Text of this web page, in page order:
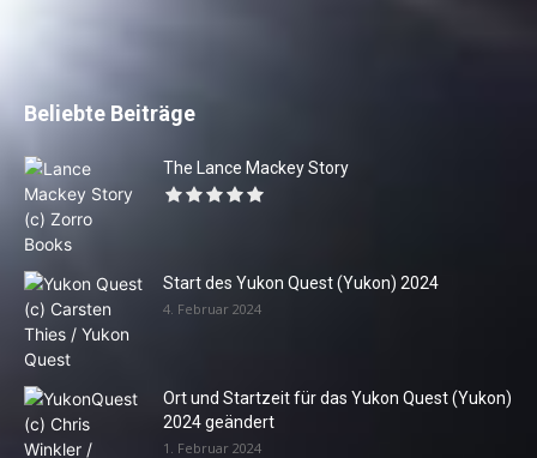
Beliebte Beiträge
The Lance Mackey Story
Start des Yukon Quest (Yukon) 2024
4. Februar 2024
Ort und Startzeit für das Yukon Quest (Yukon)
2024 geändert
1. Februar 2024